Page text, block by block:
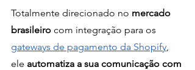
Totalmente direcionado no mercado
brasileiro com integração para os
gateways de pagamento da Shopify,
ele automatiza a sua comunicação com